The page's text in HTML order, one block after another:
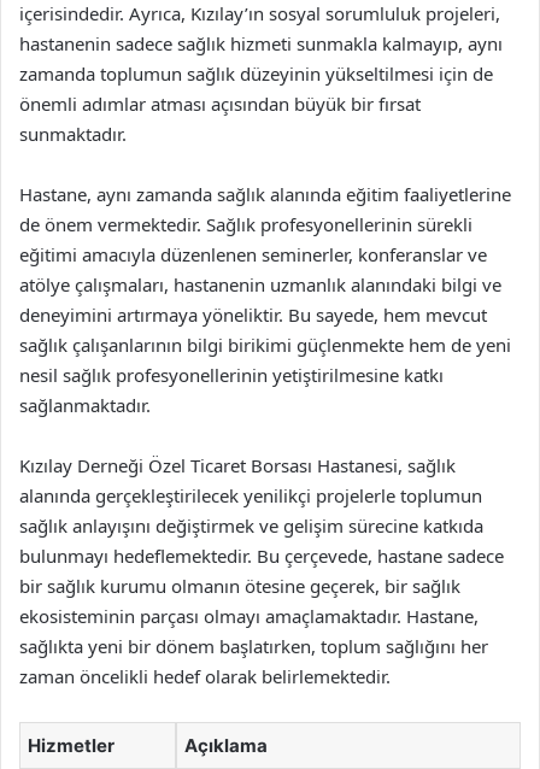
içerisindedir. Ayrıca, Kızılay’ın sosyal sorumluluk projeleri,
hastanenin sadece sağlık hizmeti sunmakla kalmayıp, aynı
zamanda toplumun sağlık düzeyinin yükseltilmesi için de
önemli adımlar atması açısından büyük bir fırsat
sunmaktadır.
Hastane, aynı zamanda sağlık alanında eğitim faaliyetlerine
de önem vermektedir. Sağlık profesyonellerinin sürekli
eğitimi amacıyla düzenlenen seminerler, konferanslar ve
atölye çalışmaları, hastanenin uzmanlık alanındaki bilgi ve
deneyimini artırmaya yöneliktir. Bu sayede, hem mevcut
sağlık çalışanlarının bilgi birikimi güçlenmekte hem de yeni
nesil sağlık profesyonellerinin yetiştirilmesine katkı
sağlanmaktadır.
Kızılay Derneği Özel Ticaret Borsası Hastanesi, sağlık
alanında gerçekleştirilecek yenilikçi projelerle toplumun
sağlık anlayışını değiştirmek ve gelişim sürecine katkıda
bulunmayı hedeflemektedir. Bu çerçevede, hastane sadece
bir sağlık kurumu olmanın ötesine geçerek, bir sağlık
ekosisteminin parçası olmayı amaçlamaktadır. Hastane,
sağlıkta yeni bir dönem başlatırken, toplum sağlığını her
zaman öncelikli hedef olarak belirlemektedir.
Hizmetler Açıklama